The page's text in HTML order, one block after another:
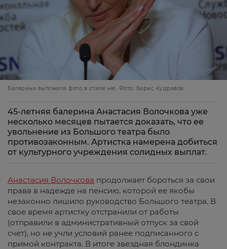
Балерина выложила фото в стиле ню. Фото: Борис Кудрявов
45-летняя балерина Анастасия Волочкова уже
несколько месяцев пытается доказать, что ее
увольнение из Большого театра было
противозаконным. Артистка намерена добиться
от культурного учреждения солидных выплат.
Анастасия Волочкова продолжает бороться за свои
права в надежде на пенсию, которой ее якобы
незаконно лишило руководство Большого театра. В
свое время артистку отстранили от работы
(отправили в административный отпуск за свой
счет), но не учли условий ранее подписанного с
примой контракта. В итоге звездная блондинка